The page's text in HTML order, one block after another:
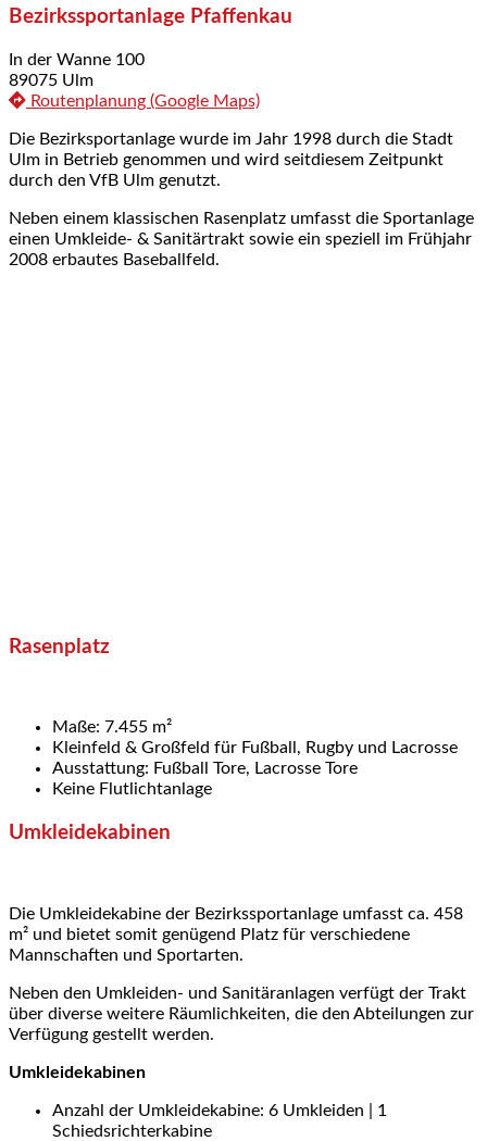
Bezirkssportanlage Pfaffenkau
In der Wanne 100
89075 Ulm
Routenplanung (Google Maps)
Die Bezirksportanlage wurde im Jahr 1998 durch die Stadt
Ulm in Betrieb genommen und wird seitdiesem Zeitpunkt
durch den VfB Ulm genutzt.
Neben einem klassischen Rasenplatz umfasst die Sportanlage
einen Umkleide- & Sanitärtrakt sowie ein speziell im Frühjahr
2008 erbautes Baseballfeld.
Rasenplatz
Maße: 7.455 m²
Kleinfeld & Großfeld für Fußball, Rugby und Lacrosse
Ausstattung: Fußball Tore, Lacrosse Tore
Keine Flutlichtanlage
Umkleidekabinen
Die Umkleidekabine der Bezirkssportanlage umfasst ca. 458
m² und bietet somit genügend Platz für verschiedene
Mannschaften und Sportarten.
Neben den Umkleiden- und Sanitäranlagen verfügt der Trakt
über diverse weitere Räumlichkeiten, die den Abteilungen zur
Verfügung gestellt werden.
Umkleidekabinen
Anzahl der Umkleidekabine: 6 Umkleiden | 1
Schiedsrichterkabine